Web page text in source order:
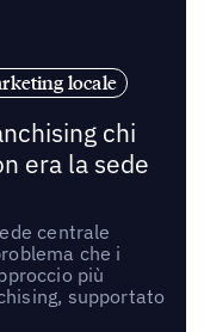
locale
chi
era la sede
centrale
che i
più
supportato